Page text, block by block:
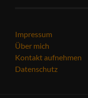
Impressum
Über mich
Kontakt aufnehmen
Datenschutz